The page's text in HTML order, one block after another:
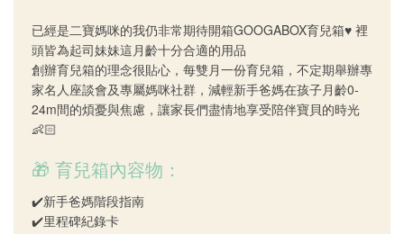
已經是二寶媽咪的我仍非常期待開箱GOOGABOX育兒箱♥️ 裡
頭皆為起司妹妹這月齡十分合適的用品
創辦育兒箱的理念很貼心，每雙月一份育兒箱，不定期舉辦專
家名人座談會及專屬媽咪社群，減輕新手爸媽在孩子月齡0-
24m間的煩憂與焦慮，讓家長們盡情地享受陪伴寶貝的時光
👶🏻
🎁 育兒箱內容物：
✔️新手爸媽階段指南
✔️里程碑紀錄卡